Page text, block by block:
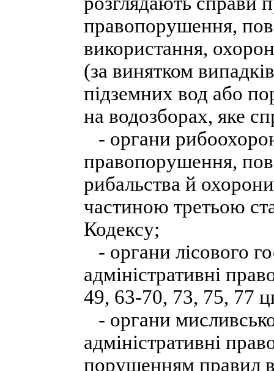
правопорушення,
використання,
(за винятком
підземних вод або
на водозборах, яке
- органи
правопорушення,
рибальства й
частиною третьою
Кодексу;
- органи лісового
адміністративні
49, 63-70, 73, 75, 77
- органи
адміністративні
порушенням правил